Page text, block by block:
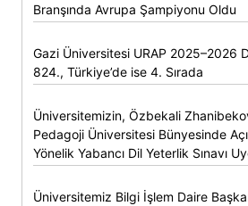
Branşında Avrupa Şampiyonu Oldu
Gazi Üniversitesi URAP 2025–2026
824., Türkiye’de ise 4. Sırada
Üniversitemizin, Özbekali
Pedagoji Üniversitesi Bünyesinde
Yönelik Yabancı Dil Yeterlik Sınavı
Üniversitemiz Bilgi İşlem Daire